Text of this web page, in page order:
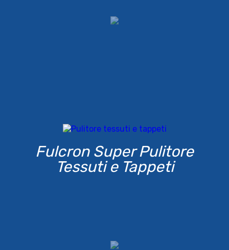
Fulcron Super Pulitore
Tessuti e Tappeti